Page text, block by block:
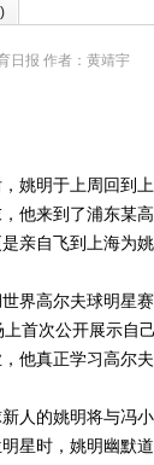
日报 作者：黄靖宇
明于上周回到
他来到了浦东某
亲自飞到上海为姚
高尔夫球明星赛
首次公开展示自
他真正学习高尔夫
的姚明将与冯小
星时，姚明幽默